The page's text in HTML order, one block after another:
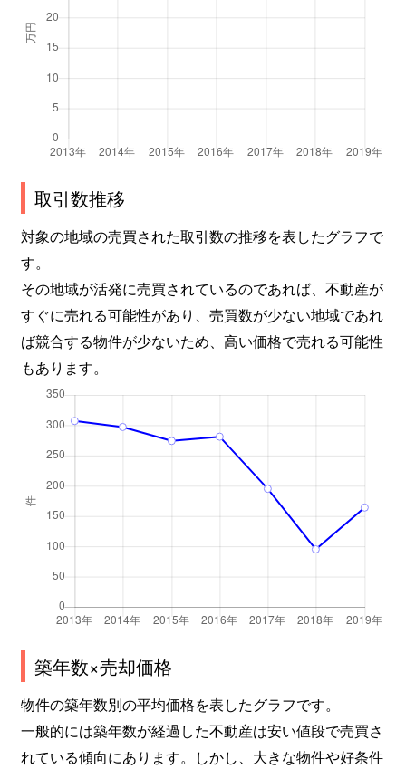
取引数推移
対象の地域の売買された取引数の推移を表したグラフで
す。
その地域が活発に売買されているのであれば、不動産が
すぐに売れる可能性があり、売買数が少ない地域であれ
ば競合する物件が少ないため、高い価格で売れる可能性
もあります。
築年数×売却価格
物件の築年数別の平均価格を表したグラフです。
一般的には築年数が経過した不動産は安い値段で売買さ
れている傾向にあります。しかし、大きな物件や好条件